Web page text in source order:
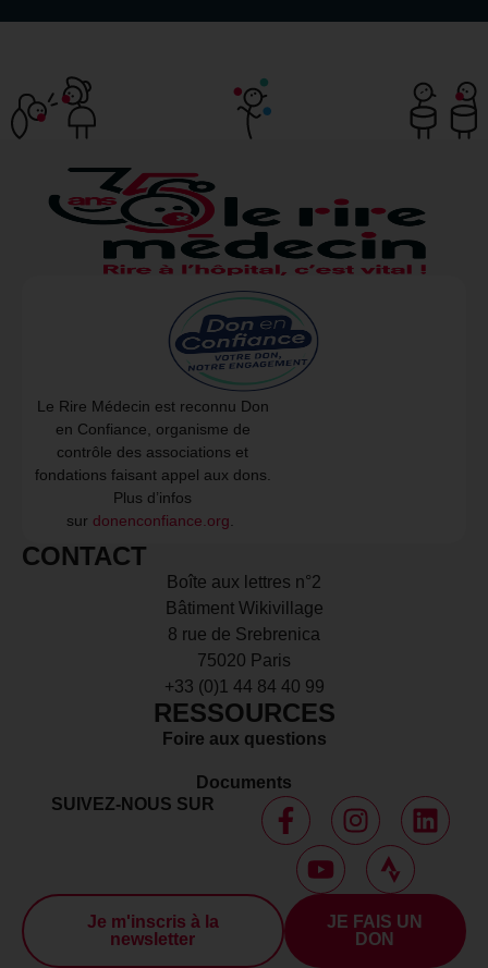
RESSOURCES
Foire aux questions
Documents
CONTACT
Boîte aux lettres n°2
Bâtiment Wikivillage
8 rue de Srebrenica
75020 Paris
+33 (0)1 44 84 40 99
Le Rire Médecin est reconnu Don
en Confiance, organisme de
contrôle des associations et
fondations faisant appel aux dons.
Plus d’infos
sur donenconfiance.org
SUIVEZ-NOUS SUR
Je m'inscris à la
newsletter
JE FAIS UN
DON